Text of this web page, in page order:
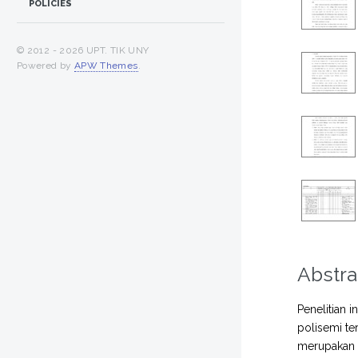
Penelitian
polisemi
POLICIES
© 2012 - 2026 UPT. TIK UNY
Powered by APW Themes